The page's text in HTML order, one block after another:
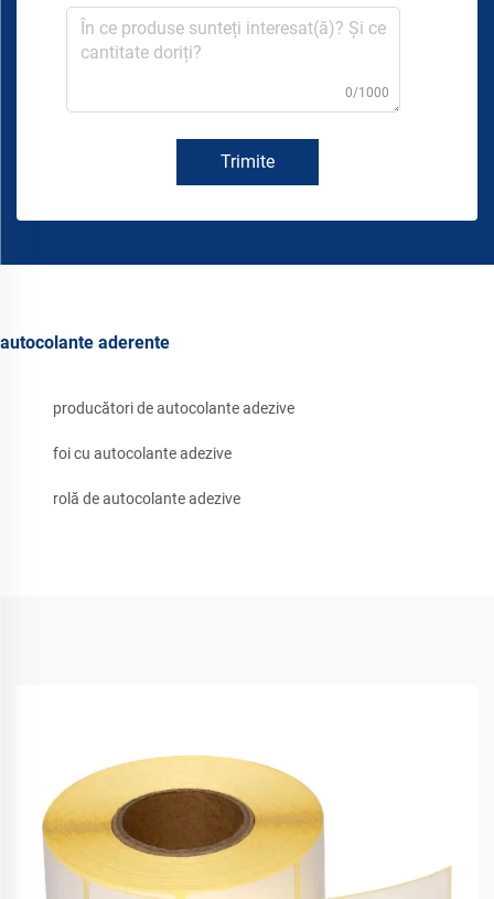
0/1000
Trimite
autocolante aderente
producători de autocolante adezive
foi cu autocolante adezive
rolă de autocolante adezive